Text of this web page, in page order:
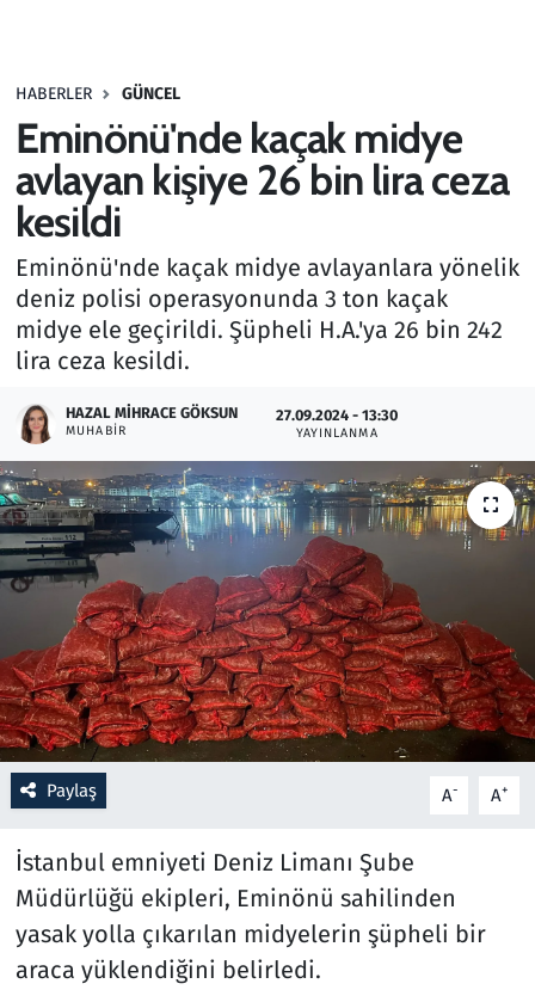
HABERLER GÜNCEL
Eminönü'nde kaçak midye
avlayan kişiye 26 bin lira ceza
kesildi
Eminönü'nde kaçak midye avlayanlara yönelik
deniz polisi operasyonunda 3 ton kaçak
midye ele geçirildi. Şüpheli H.A.'ya 26 bin 242
lira ceza kesildi.
HAZAL MIHRACE GÖKSUN
MUHABIR
27.09.2024 - 13:30
YAYINLANMA
Paylaş A- A+
İstanbul emniyeti Deniz Limanı Şube
Müdürlüğü ekipleri, Eminönü sahilinden
yasak yolla çıkarılan midyelerin şüpheli bir
araca yüklendiğini belirledi.
Haber
Kültür Sanat
Kurumsal Haberler
Lezzet Durağı
Memur ve Kamu
Otomobil
Oyun
Ramazan
Resmi İlanlar
Rüya Tabirleri
Sağlık
Savunma Sanayi
Spor
Teknoloji ve Bilim